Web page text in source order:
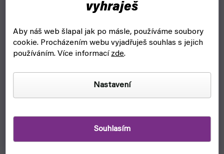
vyhraješ
Aby náš web šlapal jak po másle, používáme soubory
cookie. Procházením webu vyjadřuješ souhlas s jejich
používáním. Více informacízde.
Nastavení
Souhlasím